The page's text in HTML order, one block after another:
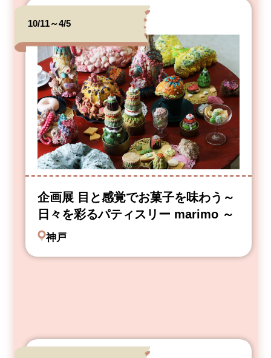
10/11～4/5
企画展 目と感覚でお菓子を味わう～
日々を彩るパティスリー marimo ～
神戸